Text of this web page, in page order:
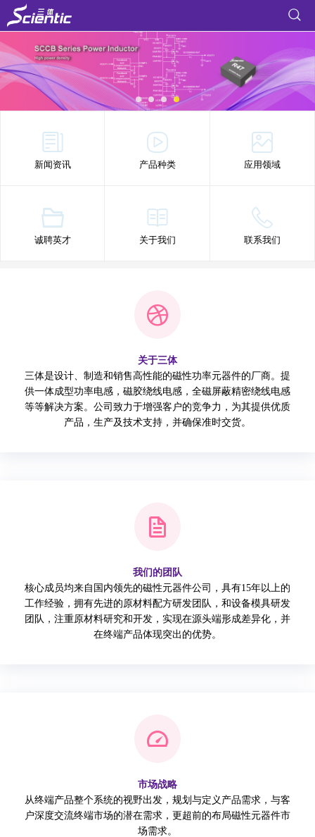
新闻资讯 产品种类 应用领域
诚聘英才 关于我们 联系我们
关于三体
三体是设计、制造和销售高性能的磁性功率元器件的厂商。提
供一体成型功率电感，磁胶绕线电感，全磁屏蔽精密绕线电感
等等解决方案。公司致力于增强客户的竞争力，为其提供优质
产品，生产及技术支持，并确保准时交货。
我们的团队
核心成员均来自国内领先的磁性元器件公司，具有15年以上的
工作经验，拥有先进的原材料配方研发团队，和设备模具研发
团队，注重原材料研究和开发，实现在源头端形成差异化，并
在终端产品体现突出的优势。
市场战略
从终端产品整个系统的视野出发，规划与定义产品需求，与客
户深度交流终端市场的潜在需求，更超前的布局磁性元器件市
场需求。